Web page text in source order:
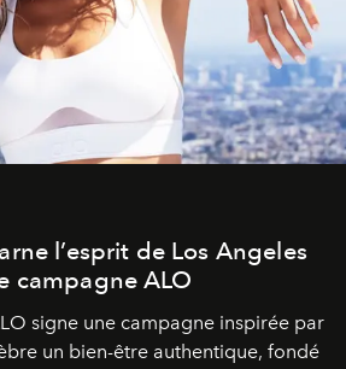
l’esprit de Los Angeles
campagne ALO
signe une campagne inspirée par
un bien-être authentique, fondé